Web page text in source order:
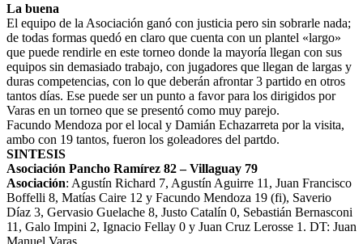
La buena
El equipo de la Asociación ganó con justicia pero sin sobrarle nada;
de todas formas quedó en claro que cuenta con un plantel «largo»
que puede rendirle en este torneo donde la mayoría llegan con sus
equipos sin demasiado trabajo, con jugadores que llegan de largas y
duras competencias, con lo que deberán afrontar 3 partido en otros
tantos días. Ese puede ser un punto a favor para los dirigidos por
Varas en un torneo que se presentó como muy parejo.
Facundo Mendoza por el local y Damián Echazarreta por la visita,
ambo con 19 tantos, fueron los goleadores del partdo.
SINTESIS
Asociación Pancho Ramírez 82 – Villaguay 79
Asociación: Agustín Richard 7, Agustín Aguirre 11, Juan Francisco
Boffelli 8, Matías Caire 12 y Facundo Mendoza 19 (fi), Saverio
Díaz 3, Gervasio Guelache 8, Justo Catalín 0, Sebastián Bernasconi
11, Galo Impini 2, Ignacio Fellay 0 y Juan Cruz Lerosse 1. DT: Juan
Manuel Varas.